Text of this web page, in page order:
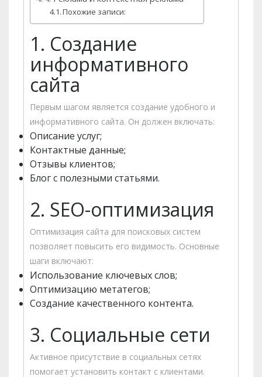
Похожие записи:
1. Создание
информативного
сайта
Первым шагом является создание удобного и
информативного сайта. Он должен включать:
Описание услуг;
Контактные данные;
Отзывы клиентов;
Блог с полезными статьями.
2. SEO-оптимизация
Оптимизация сайта для поисковых систем
позволяет повысить его видимость. Основные
шаги включают:
Использование ключевых слов;
Оптимизацию метатегов;
Создание качественного контента.
3. Социальные сети
Активное присутствие в социальных сетях
помогает установить контакт с клиентами.